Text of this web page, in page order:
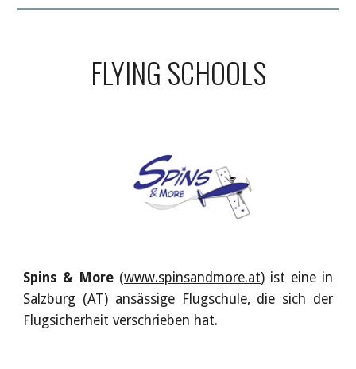
FLYING SCHOOLS
Spins & More (www.spinsandmore.at) ist eine in
Salzburg (AT) ansässige Flugschule, die sich der
Flugsicherheit verschrieben hat.